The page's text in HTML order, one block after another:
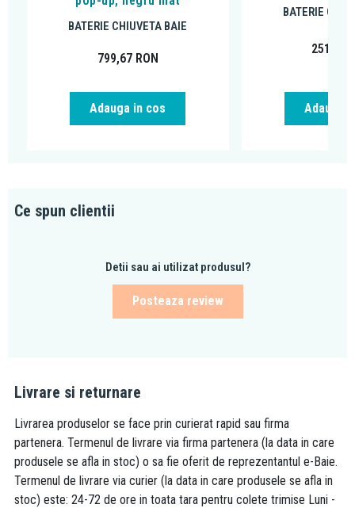
BATERIE CHIUVETA BAIE
799,67 RON
Adauga in cos
BATERIE
251,99
Adauga
Ce spun clientii
Detii sau ai utilizat produsul?
Posteaza review
Livrare si returnare
Livrarea produselor se face prin curierat rapid sau firma
partenera. Termenul de livrare via firma partenera (la data in care
produsele se afla in stoc) o sa fie oferit de reprezentantul e-Baie.
Termenul de livrare via curier (la data in care produsele se afla in
stoc) este: 24-72 de ore in toata tara pentru colete trimise Luni -